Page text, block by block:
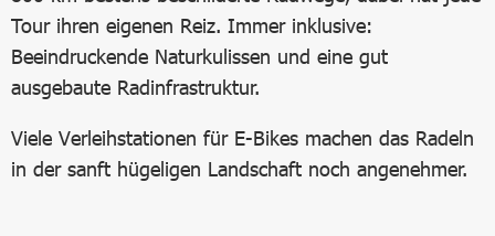
Tour ihren eigenen Reiz. Immer inklusive:
Beeindruckende Naturkulissen und eine gut
ausgebaute Radinfrastruktur.
Viele Verleihstationen für E-Bikes machen das Radeln
in der sanft hügeligen Landschaft noch angenehmer.